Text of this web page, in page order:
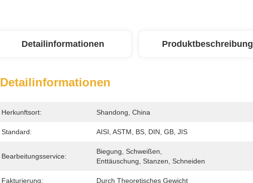
Detailinformationen Produktbeschreibung
Detailinformationen
Herkunftsort: Shandong, China
Standard: AISI, ASTM, BS, DIN, GB, JIS
Bearbeitungsservice:
Biegung, Schweißen,
Enttäuschung, Stanzen, Schneiden
Fakturierung: Durch Theoretisches Gewicht